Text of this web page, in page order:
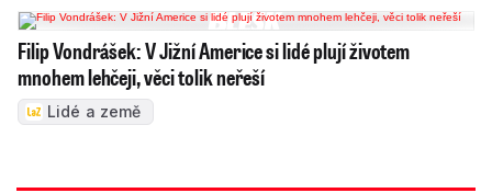
Filip Vondrášek: V Jižní Americe si lidé plují životem
mnohem lehčeji, věci tolik neřeší
Lidé a země